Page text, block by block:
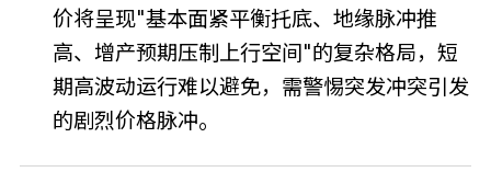
价将呈现"基本面紧平衡托底、地缘脉冲推
高、增产预期压制上行空间"的复杂格局，短
期高波动运行难以避免，需警惕突发冲突引发
的剧烈价格脉冲。